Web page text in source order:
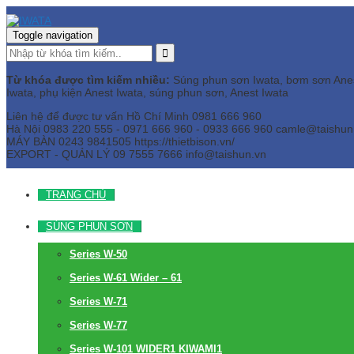
Toggle navigation
Từ khóa được tìm kiếm nhiều: Súng phun sơn Iwata, bơm sơn
Iwata, phụ kiện Anest Iwata, súng phun sơn, Anest Iwata
Liên hệ để được tư vấn Hồ Chí Minh 0981 666 960
Hà Nội 0983 220 555 - 0971 666 960 - 0933 666 960
MÁY BÀN 0243 9841505 https://thietbison.vn/
EXPORT - QUẢN LÝ 09 7555 7666 info@taishun.vn
TRANG CHỦ
SÚNG PHUN SƠN
Series W-50
Series W-61 Wider – 61
Series W-71
Series W-77
Series W-101 WIDER1 KIWAMI1